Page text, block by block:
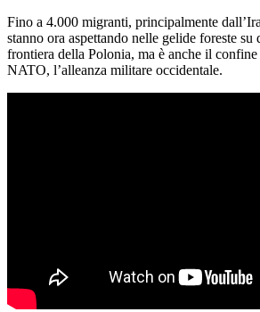
Fino a 4.000 migranti, principalmente
stanno ora aspettando nelle gelide foreste su
frontiera della Polonia, ma è anche il
NATO, l’alleanza militare occidentale.